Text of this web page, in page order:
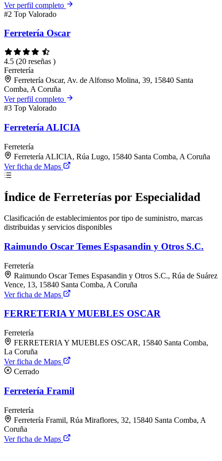
Ver perfil completo
#2 Top Valorado
Ferretería Oscar
4.5 (20 reseñas )
Ferretería
Ferretería Oscar, Av. de Alfonso Molina, 39, 15840 Santa
Comba, A Coruña
Ver perfil completo
#3 Top Valorado
Ferretería ALICIA
Ferretería
Ferretería ALICIA, Rúa Lugo, 15840 Santa Comba, A Coruña
Ver ficha de Maps
Índice de Ferreterías por Especialidad
Clasificación de establecimientos por tipo de suministro, marcas
distribuidas y servicios disponibles
Raimundo Oscar Temes Espasandin y Otros S.C.
Ferretería
Raimundo Oscar Temes Espasandin y Otros S.C., Rúa de Suárez
Vence, 13, 15840 Santa Comba, A Coruña
Ver ficha de Maps
FERRETERIA Y MUEBLES OSCAR
Ferretería
FERRETERIA Y MUEBLES OSCAR, 15840 Santa Comba,
La Coruña
Ver ficha de Maps
Cerrado
Ferretería Framil
Ferretería
Ferretería Framil, Rúa Miraflores, 32, 15840 Santa Comba, A
Coruña
Ver ficha de Maps